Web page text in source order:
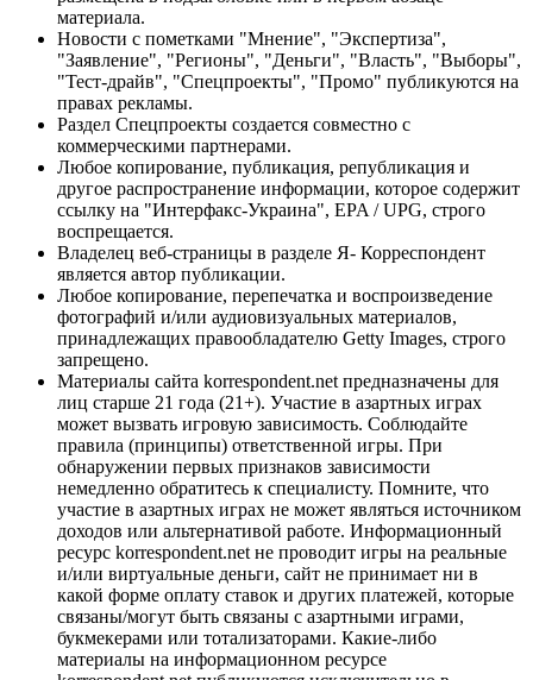
материала.
Новости с пометками "Мнение", "Экспертиза",
"Заявление", "Регионы", "Деньги", "Власть", "Выборы",
"Тест-драйв", "Спецпроекты", "Промо" публикуются на
правах рекламы.
Раздел Спецпроекты создается совместно с
коммерческими партнерами.
Любое копирование, публикация, републикация и
другое распространение информации, которое содержит
ссылку на "Интерфакс-Украина", EPA / UPG, строго
воспрещается.
Владелец веб-страницы в разделе Я- Корреспондент
является автор публикации.
Любое копирование, перепечатка и воспроизведение
фотографий и/или аудиовизуальных материалов,
принадлежащих правообладателю Getty Images, строго
запрещено.
Материалы сайта korrespondent.net предназначены для
лиц старше 21 года (21+). Участие в азартных играх
может вызвать игровую зависимость. Соблюдайте
правила (принципы) ответственной игры. При
обнаружении первых признаков зависимости
немедленно обратитесь к специалисту. Помните, что
участие в азартных играх не может являться источником
доходов или альтернативой работе. Информационный
ресурс korrespondent.net не проводит игры на реальные
и/или виртуальные деньги, сайт не принимает ни в
какой форме оплату ставок и других платежей, которые
связаны/могут быть связаны с азартными играми,
букмекерами или тотализаторами. Какие-либо
материалы на информационном ресурсе